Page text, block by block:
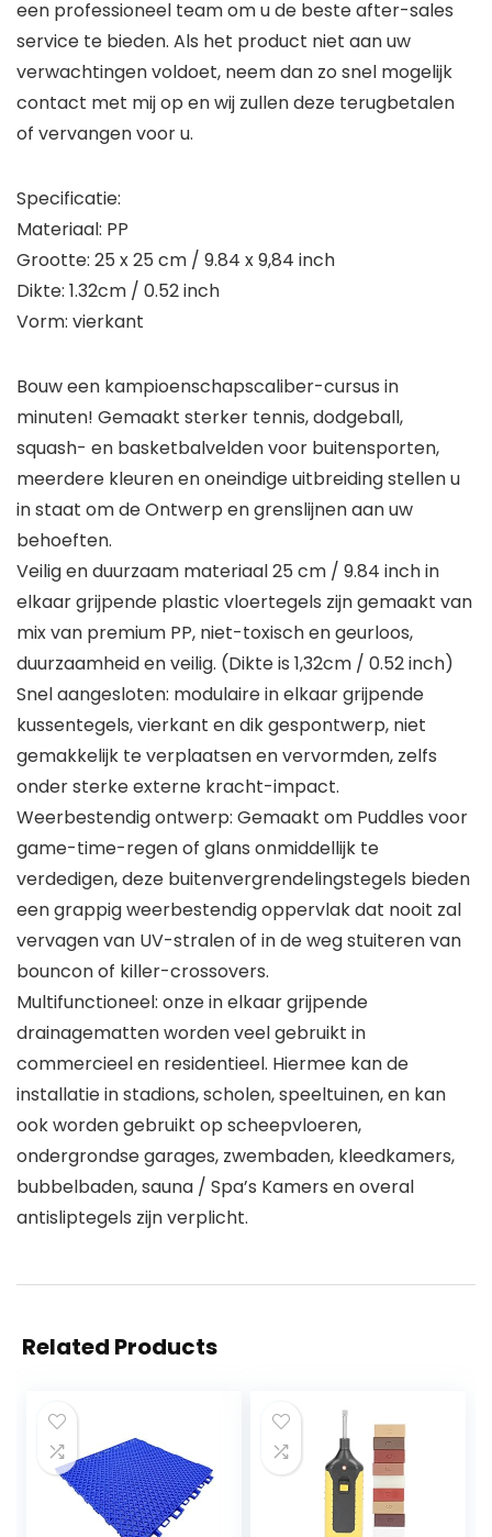
een professioneel team om u de beste after-sales
service te bieden. Als het product niet aan uw
verwachtingen voldoet, neem dan zo snel mogelijk
contact met mij op en wij zullen deze terugbetalen
of vervangen voor u.
Specificatie:
Materiaal: PP
Grootte: 25 x 25 cm / 9.84 x 9,84 inch
Dikte: 1.32cm / 0.52 inch
Vorm: vierkant
Bouw een kampioenschapscaliber-cursus in
minuten! Gemaakt sterker tennis, dodgeball,
squash- en basketbalvelden voor buitensporten,
meerdere kleuren en oneindige uitbreiding stellen u
in staat om de Ontwerp en grenslijnen aan uw
behoeften.
Veilig en duurzaam materiaal 25 cm / 9.84 inch in
elkaar grijpende plastic vloertegels zijn gemaakt van
mix van premium PP, niet-toxisch en geurloos,
duurzaamheid en veilig. (Dikte is 1,32cm / 0.52 inch)
Snel aangesloten: modulaire in elkaar grijpende
kussentegels, vierkant en dik gespontwerp, niet
gemakkelijk te verplaatsen en vervormden, zelfs
onder sterke externe kracht-impact.
Weerbestendig ontwerp: Gemaakt om Puddles voor
game-time-regen of glans onmiddellijk te
verdedigen, deze buitenvergrendelingstegels bieden
een grappig weerbestendig oppervlak dat nooit zal
vervagen van UV-stralen of in de weg stuiteren van
bouncon of killer-crossovers.
Multifunctioneel: onze in elkaar grijpende
drainagematten worden veel gebruikt in
commercieel en residentieel. Hiermee kan de
installatie in stadions, scholen, speeltuinen, en kan
ook worden gebruikt op scheepvloeren,
ondergrondse garages, zwembaden, kleedkamers,
bubbelbaden, sauna / Spa’s Kamers en overal
antisliptegels zijn verplicht.
Related Products